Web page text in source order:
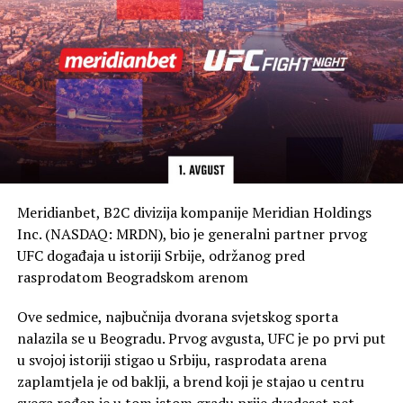
Ona navodi da je bilo jasno da njihov trener mora
taktički reagovati i promijeniti određene stvari, što su,
prema njenim riječima, i uradili, posebno u napadu. Ona
posebno naglašava da su naše djevojke pokazale
ogromnu hrabrost i karakter, odgovorivši na svaki njihov
pokušaj da preokrenu utakmicu u svoju korist
“Mi smo zaista mnogo vjerovali… Kao treneri sa
iskustvom, možete osjetiti i prepoznati koliko je neka
protivnik igrački odgovara. Mi smo vjerovali u ono što
radimo, vjerovali smo u naš sistem rada, ali prije svega
vjerovali smo u naše djevojke. One su tokom cijelog
turnira maksimalno ispoštovale sve što smo od njih
dodaje ona.
Krstović nije krila emocije zbog plasmana u finale,
istakavši da je to ostvarenje sna za svakog trenera.
Meridianbet, B2C divizija kompanije Meridian Holdings
Inc. (NASDAQ: MRDN), bio je generalni partner prvog
UFC događaja u istoriji Srbije, održanog pred
rasprodatom Beogradskom arenom
Ove sedmice, najbučnija dvorana svjetskog sporta
nalazila se u Beogradu. Prvog avgusta, UFC je po prvi put
u svojoj istoriji stigao u Srbiju, rasprodata arena
zaplamtjela je od baklji, a brend koji je stajao u centru